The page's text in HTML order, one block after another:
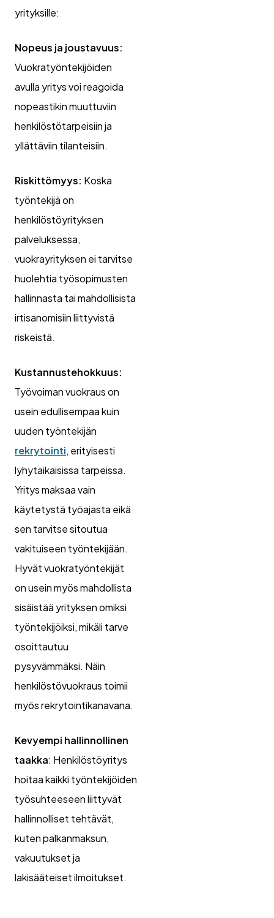
yrityksille:
Nopeus ja joustavuus:
Vuokratyöntekijöiden
avulla yritys voi reagoida
nopeastikin muuttuviin
henkilöstötarpeisiin ja
yllättäviin tilanteisiin.
Riskittömyys: Koska
työntekijä on
henkilöstöyrityksen
palveluksessa,
vuokrayrityksen ei tarvitse
huolehtia työsopimusten
hallinnasta tai mahdollisista
irtisanomisiin liittyvistä
riskeistä.
Kustannustehokkuus:
Työvoiman vuokraus on
usein edullisempaa kuin
uuden työntekijän
rekrytointi, erityisesti
lyhytaikaisissa tarpeissa.
Yritys maksaa vain
käytetystä työajasta eikä
sen tarvitse sitoutua
vakituiseen työntekijään.
Hyvät vuokratyöntekijät
on usein myös mahdollista
sisäistää yrityksen omiksi
työntekijöiksi, mikäli tarve
osoittautuu
pysyvämmäksi. Näin
henkilöstövuokraus toimii
myös rekrytointikanavana.
Kevyempi hallinnollinen
taakka: Henkilöstöyritys
hoitaa kaikki työntekijöiden
työsuhteeseen liittyvät
hallinnolliset tehtävät,
kuten palkanmaksun,
vakuutukset ja
lakisääteiset ilmoitukset.